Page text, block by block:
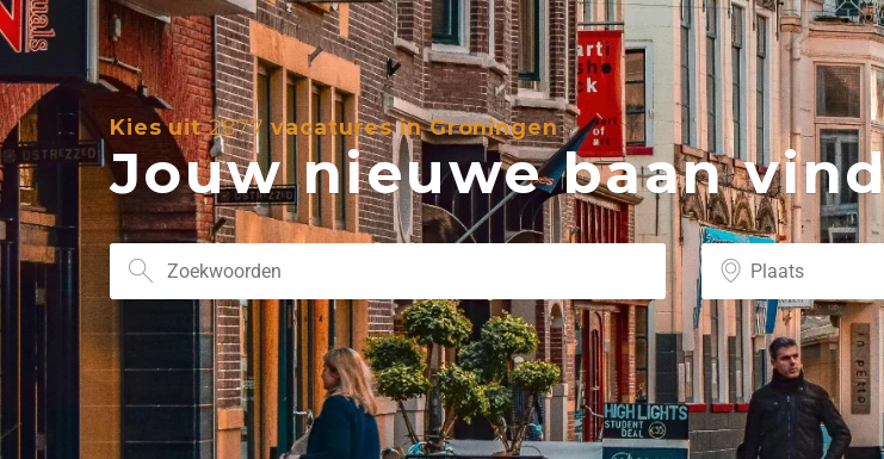
Kies uit2877 vacatures in Groningen
Jouw nieuwe baan